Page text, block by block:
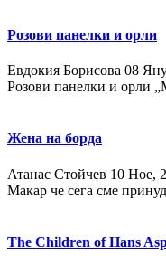
Розови панелки и орли
Евдокия Борисова 08
Розови панелки и орли
Жена на борда
Атанас Стойчев 10 Ное,
Макар че сега сме
The Children of Hans